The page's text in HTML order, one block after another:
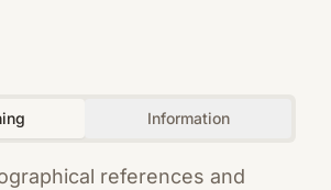
Information
references and